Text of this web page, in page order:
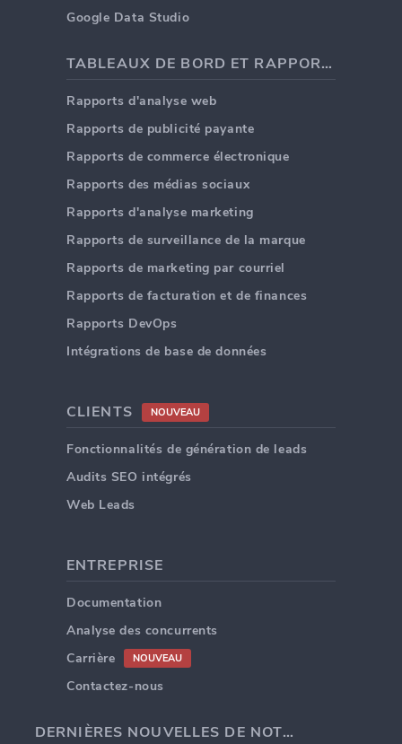
Google Data Studio
TABLEAUX DE BORD ET RAPPORTS
Rapports d'analyse web
Rapports de publicité payante
Rapports de commerce électronique
Rapports des médias sociaux
Rapports d'analyse marketing
Rapports de surveillance de la marque
Rapports de marketing par courriel
Rapports de facturation et de finances
Rapports DevOps
Intégrations de base de données
CLIENTS NOUVEAU
Fonctionnalités de génération de leads
Audits SEO intégrés
Web Leads
ENTREPRISE
Documentation
Analyse des concurrents
Carrière
NOUVEAU
Contactez-nous
DERNIÈRES NOUVELLES DE NOTRE BLOG